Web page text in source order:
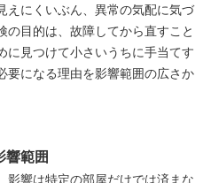
えにくいぶん、異常の気配に気づ
目的は、故障してから直すこと
に見つけて小さいうちに手当てす
要になる理由を影響範囲の広さか
響範囲